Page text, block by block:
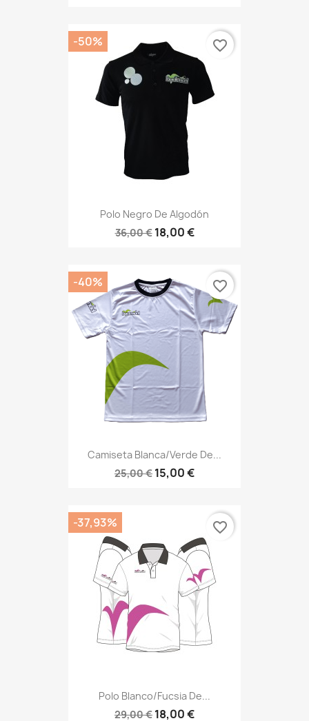
Polo Negro De Algodón
36,00 € 18,00 €
-50% favorite_border
Camiseta Blanca/verde De...
25,00 € 15,00 €
-40% favorite_border
Polo Blanco/fucsia De...
29,00 € 18,00 €
-37,93% favorite_border